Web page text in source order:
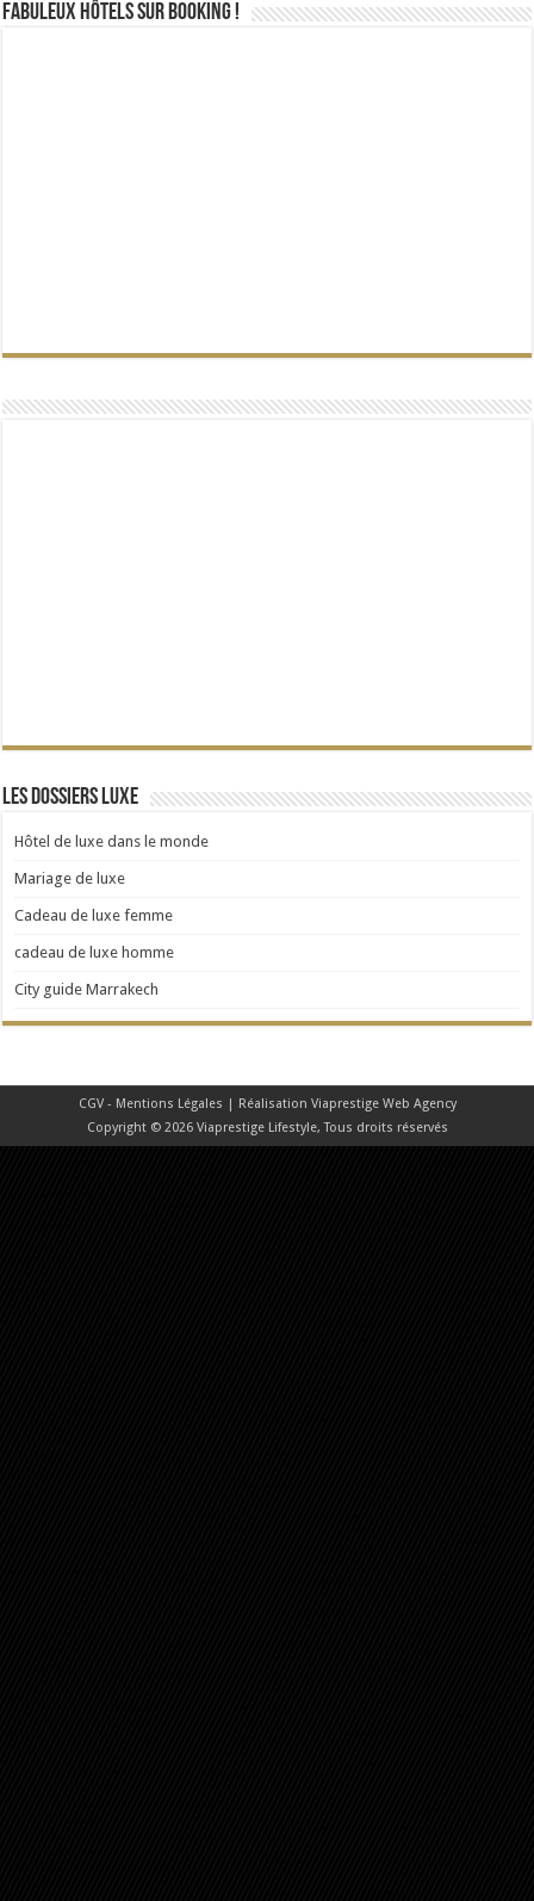
Fabuleux Hôtels sur Booking !
Les dossiers Luxe
Hôtel de luxe dans le monde
Mariage de luxe
Cadeau de luxe femme
cadeau de luxe homme
City guide Marrakech
CGV - Mentions Légales | Réalisation Viaprestige Web Agency
Copyright © 2026 Viaprestige Lifestyle, Tous droits réservés